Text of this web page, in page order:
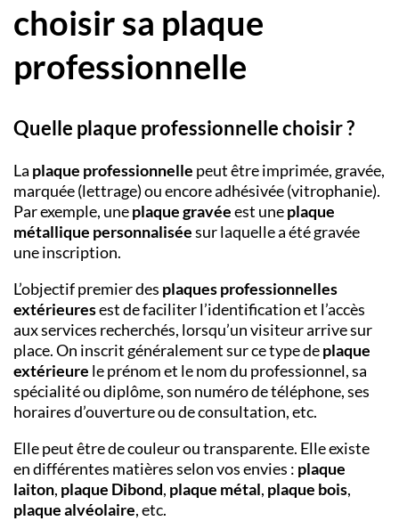
choisir sa plaque
professionnelle
Quelle plaque professionnelle choisir ?
La plaque professionnelle peut être imprimée, gravée,
marquée (lettrage) ou encore adhésivée (vitrophanie).
Par exemple, uneplaque gravéeest uneplaque
métallique personnaliséesur laquelle a été gravée
une inscription.
L’objectif premier des plaques professionnelles
extérieuresest de faciliter l’identification et l’accès
aux services recherchés, lorsqu’un visiteur arrive sur
place. On inscrit généralement sur ce type deplaque
extérieure le prénom et le nom du professionnel, sa
spécialité ou diplôme, son numéro de téléphone, ses
horaires d’ouverture ou de consultation, etc.
Elle peut être de couleur ou transparente. Elle existe
en différentes matières selon vos envies : plaque
laiton, plaque Dibond, plaque métal, plaque bois,
plaque alvéolaire, etc.